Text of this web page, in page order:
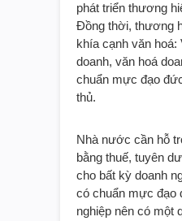
phát triển thương
Đồng thời, thương
khía cạnh văn hoá:
doanh, văn hoá
chuẩn mực đạo
thủ.
Nhà nước cần hỗ
bằng thuế, tuyên
cho bất kỳ doanh
có chuẩn mực đạo
nghiệp nên có một